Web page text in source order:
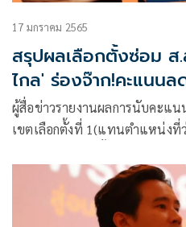
17 มกราคม 2565
สรุปผลเลือกตั้งซ่อม ส
ไกล' ร่องจ๊าก!คะแนนล
ผู้สื่อข่าวรายงานผลการนับคะแ
เขตเลือกตั้งที่ 1(แทนตำแหน่งที่
ประมาณเวลา 20.00 น. ของวัน